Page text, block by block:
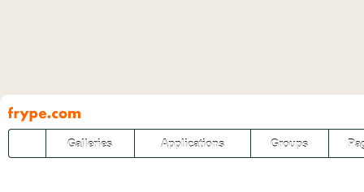
Pāriet
uz
saturu
Galleries Applications Groups